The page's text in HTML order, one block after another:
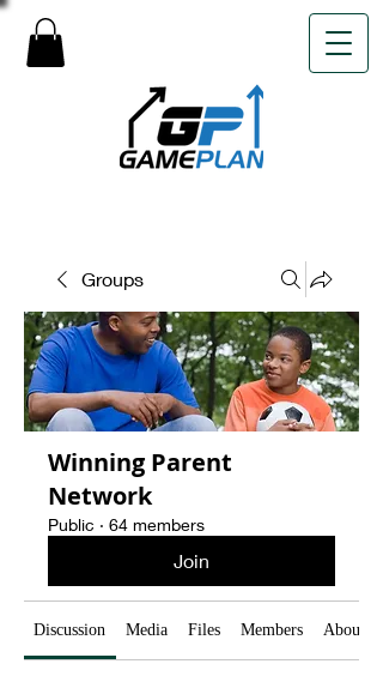
Groups
Winning Parent
Network
Public · 64 members
Join
Discussion Media Files Members About